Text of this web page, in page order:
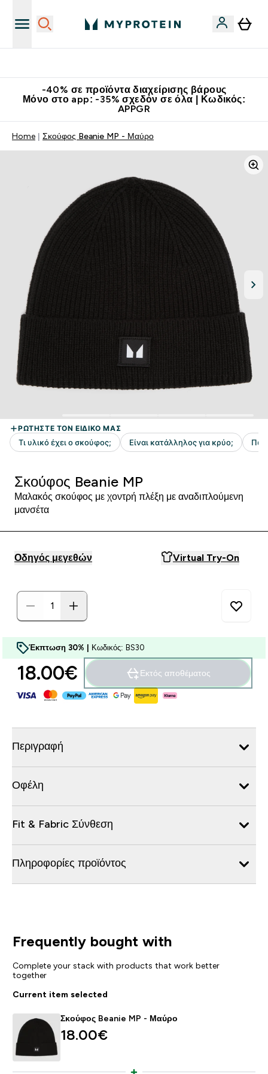
-40% σε προϊόντα διαχείρισης βάρους
Μόνο στο app: -35% σχεδόν σε όλα | Κωδικός:
APPGR
Home Σκούφος Beanie MP - Μαύρο
Σκούφος Beanie MP
Μαλακός σκούφος με χοντρή πλέξη με αναδιπλούμενη
μανσέτα
Οδηγός μεγεθών Virtual Try-On
Έκπτωση 30% | Κωδικός: BS30
18.00€‎ Εκτός αποθέματος
Περιγραφή
Οφέλη
Fit & Fabric Σύνθεση
Πληροφορίες προϊόντος
Frequently bought with
Complete your stack with products that work better
together
Current item selected
Σκούφος Beanie MP - Μαύρο
18.00€‎